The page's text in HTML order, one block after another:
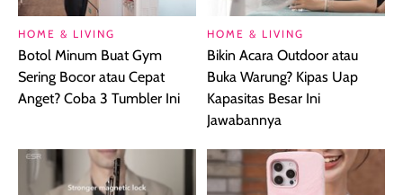
HOME & LIVING
Botol Minum Buat Gym
Sering Bocor atau Cepat
Anget? Coba 3 Tumbler Ini
HOME & LIVING
Bikin Acara Outdoor atau
Buka Warung? Kipas Uap
Kapasitas Besar Ini
Jawabannya